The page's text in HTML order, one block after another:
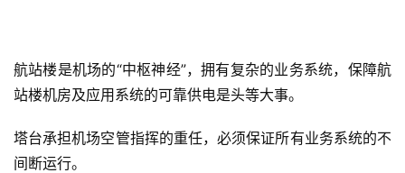
航站楼是机场的“中枢神经”，拥有复杂的业务系统，保障航
站楼机房及应用系统的可靠供电是头等大事。
塔台承担机场空管指挥的重任，必须保证所有业务系统的不
间断运行。